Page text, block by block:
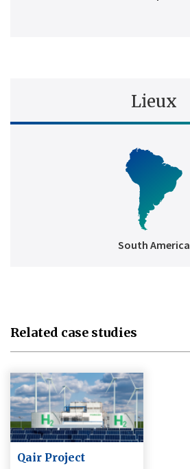
Lieux
South America
Related case studies
Qair Project